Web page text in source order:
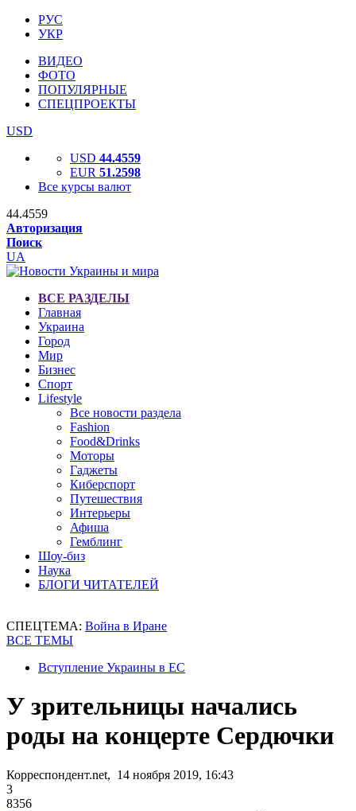
РУС
УКР
ВИДЕО
ФОТО
ПОПУЛЯРНЫЕ
СПЕЦПРОЕКТЫ
USD
USD 44.4559
EUR 51.2598
Все курсы валют
44.4559
Авторизация
Поиск
UA
ВСЕ РАЗДЕЛЫ
Главная
Украина
Город
Мир
Бизнес
Спорт
Lifestyle
Все новости раздела
Fashion
Food&Drinks
Моторы
Гаджеты
Киберспорт
Путешествия
Интерьеры
Афиша
Гемблинг
Шоу-биз
Наука
БЛОГИ ЧИТАТЕЛЕЙ
СПЕЦТЕМА: Война в Иране
ВСЕ ТЕМЫ
Вступление Украины в ЕС
У зрительницы начались
роды на концерте Сердючки
Корреспондент.net, 14 ноября 2019, 16:43
3
8356